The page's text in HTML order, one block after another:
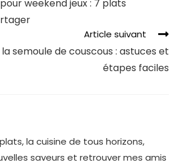
weekend jeux : 7 plats
Article suivant
semoule de couscous : astuces et
étapes faciles
la cuisine de tous horizons,
saveurs et retrouver mes amis